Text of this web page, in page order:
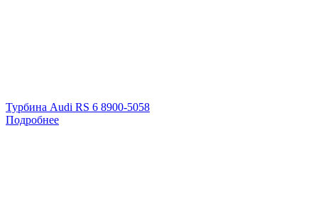
Турбина Audi RS 6 8900-5058
Подробнее